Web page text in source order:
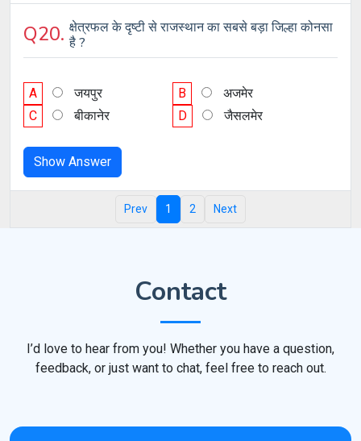
Q20.क्षेत्रफल के दृष्टी से राजस्थान का सबसे बड़ा जिल्हा कोनसा
है ?
A जयपुर B
अजमेर
C
बीकानेर D जैसलमेर
Show Answer
Prev 1 2 Next
Contact
I’d love to hear from you! Whether you have a question,
feedback, or just want to chat, feel free to reach out.